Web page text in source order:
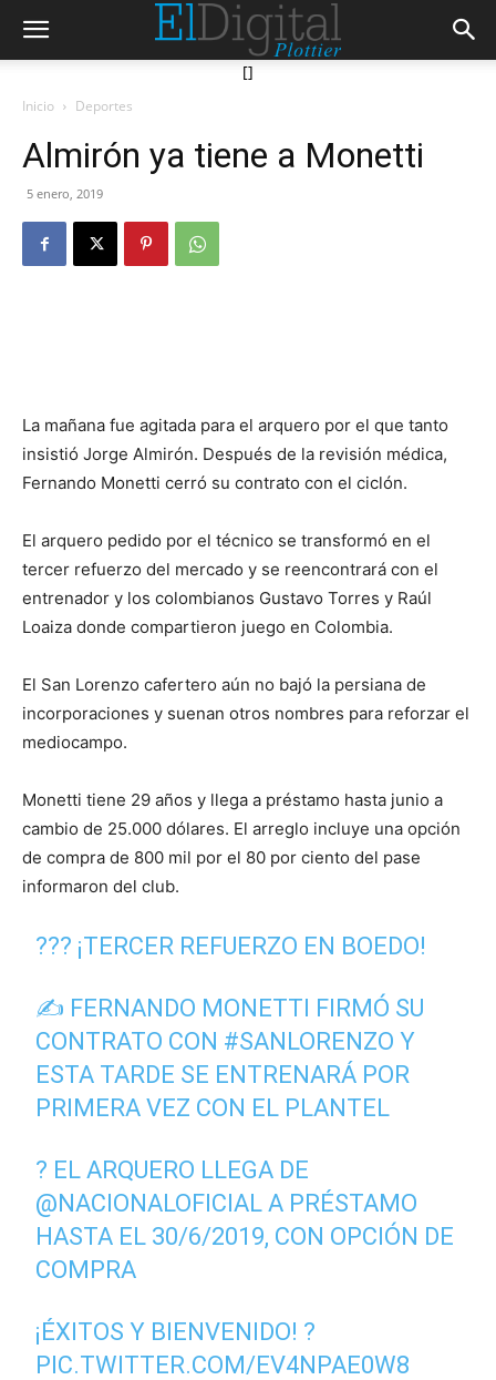
[]
Inicio Deportes
Almirón ya tiene a Monetti
5 enero, 2019
La mañana fue agitada para el arquero por el que tanto
insistió Jorge Almirón. Después de la revisión médica,
Fernando Monetti cerró su contrato con el ciclón.
El arquero pedido por el técnico se transformó en el
tercer refuerzo del mercado y se reencontrará con el
entrenador y los colombianos Gustavo Torres y Raúl
Loaiza donde compartieron juego en Colombia.
El San Lorenzo cafertero aún no bajó la persiana de
incorporaciones y suenan otros nombres para reforzar el
mediocampo.
Monetti tiene 29 años y llega a préstamo hasta junio a
cambio de 25.000 dólares. El arreglo incluye una opción
de compra de 800 mil por el 80 por ciento del pase
informaron del club.
??? ¡TERCER REFUERZO EN BOEDO!
✍ FERNANDO MONETTI FIRMÓ SU
CONTRATO CON #SANLORENZO Y
ESTA TARDE SE ENTRENARÁ POR
PRIMERA VEZ CON EL PLANTEL
? EL ARQUERO LLEGA DE
@NACIONALOFICIAL A PRÉSTAMO
HASTA EL 30/6/2019, CON OPCIÓN DE
COMPRA
¡ÉXITOS Y BIENVENIDO! ?
PIC.TWITTER.COM/EV4NPAE0W8